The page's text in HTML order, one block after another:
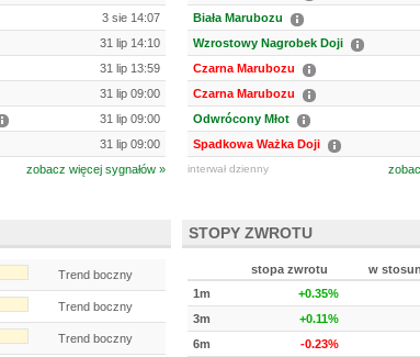
3 sie 14:07
31 lip 14:10
31 lip 13:59
31 lip 09:00
31 lip 09:00
31 lip 09:00
zobacz więcej sygnałów »
Biała Marubozu
Wzrostowy Nagrobek Doji
Czarna Marubozu
Czarna Marubozu
Odwrócony Młot
Spadkowa Ważka Doji
interwał dzienny
Trend boczny
Trend boczny
Trend boczny
STOPY ZWROTU
stopa zwrotu
w
1m
+0.35%
3m
+0.11%
6m
-0.23%